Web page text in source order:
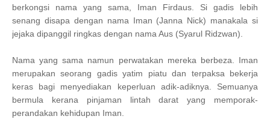
berkongsi nama yang sama, Iman Firdaus. Si gadis lebih
senang disapa dengan nama Iman (Janna Nick) manakala si
jejaka dipanggil ringkas dengan nama Aus (Syarul Ridzwan).
Nama yang sama namun perwatakan mereka berbeza. Iman
merupakan seorang gadis yatim piatu dan terpaksa bekerja
keras bagi menyediakan keperluan adik-adiknya. Semuanya
bermula kerana pinjaman lintah darat yang memporak-
perandakan kehidupan Iman.